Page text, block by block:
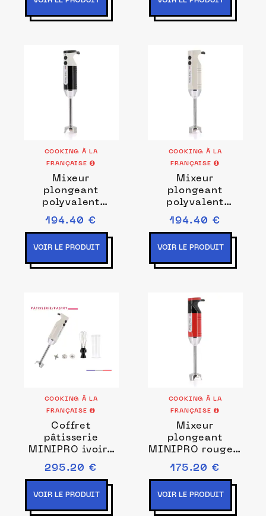
COOKING À LA
FRANÇAISE
Mixeur
plongeant
polyvalent
MINIPRO noir /
blanc Prise de
194.40 €
VOIR LE PRODUIT
COOKING À LA
FRANÇAISE
Mixeur
plongeant
polyvalent
MINIPRO ivoire
Couleurs Ivoire
194.40 €
VOIR LE PRODUIT
COOKING À LA
FRANÇAISE
Coffret
pâtisserie
MINIPRO ivoire
Prise de courant
EU
295.20 €
VOIR LE PRODUIT
COOKING À LA
FRANÇAISE
Mixeur
plongeant
MINIPRO rouge /
noir Couleurs
Rouge/noir
175.20 €
VOIR LE PRODUIT